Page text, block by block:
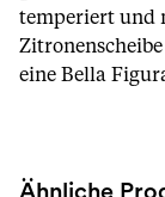
temperiert und
eine Bella
Ähnliche